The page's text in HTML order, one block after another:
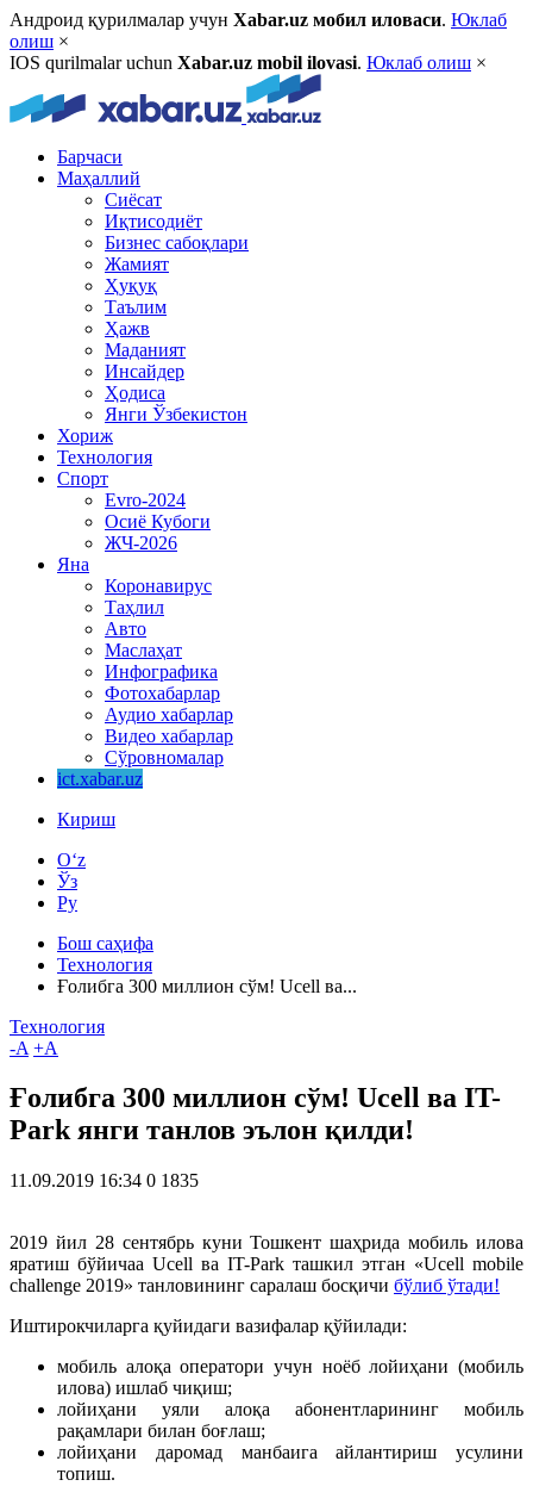
Андроид қурилмалар учун Xabar.uz мобил иловаси. Юклаб
олиш ×
IOS qurilmalar uchun Xabar.uz mobil ilovasi. Юклаб олиш ×
Барчаси
Маҳаллий
Сиёсат
Иқтисодиёт
Бизнес сабоқлари
Жамият
Ҳуқуқ
Таълим
Ҳажв
Маданият
Инсайдер
Ҳодиса
Янги Ўзбекистон
Хориж
Технология
Спорт
Evro-2024
Осиё Кубоги
ЖЧ-2026
Яна
Коронавирус
Таҳлил
Авто
Маслаҳат
Инфографика
Фотохабарлар
Аудио хабарлар
Видео хабарлар
Сўровномалар
ict.xabar.uz
Кириш
O‘z
Ўз
Ру
Бош саҳифа
Технология
Ғолибга 300 миллион сўм! Ucell ва...
Технология
-A +A
Ғолибга 300 миллион сўм! Ucell ва IT-
Park янги танлов эълон қилди!
11.09.2019 16:34 0 1835
2019 йил 28 сентябрь куни Тошкент шаҳрида мобиль илова
яратиш бўйичаа Ucell ва IT-Park ташкил этган «Ucell mobile
challenge 2019» танловининг саралаш босқичи бўлиб ўтади!
Иштирокчиларга қуйидаги вазифалар қўйилади:
мобиль алоқа оператори учун ноёб лойиҳани (мобиль
илова) ишлаб чиқиш;
лойиҳани уяли алоқа абонентларининг мобиль
рақамлари билан боғлаш;
лойиҳани даромад манбаига айлантириш усулини
топиш.